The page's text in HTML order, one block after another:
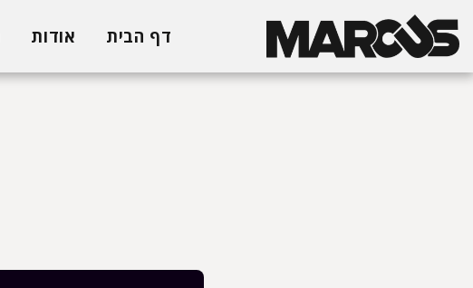
דף הבית אודות